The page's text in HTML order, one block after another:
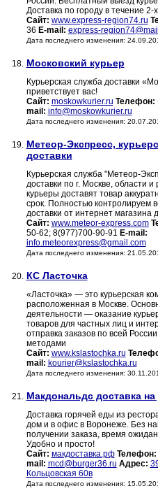
Доставка по городу в течение 2-
Сайт: www.express-region74.ru
36 E-mail: express-
Дата последнего изменения:
18. Московский курьер
Курьерская служба доставки
приветствует вас!
Сайт: moskowkurier.ru Телефон:
mail: info@moskowkurier.ru
Дата последнего изменения:
19. Метеор-Экспресс,
доставки
Курьерская служба "Метеор-
доставки по г. Москве, области
курьеры доставят товар
срок. Полностью контролируем
доставки от интернет магазина
Сайт: www.meteor-express.com
50-62; 8(977)700-90-91 E-mail:
info.meteorexpress@gmail.com
Дата последнего изменения:
20. КС Ласточка
«Ласточка» — это курьерская
расположенная в Москве.
деятельности — оказание
товаров для частных лиц и
отправка заказов по всей
методами
Сайт: www.kslastochka.ru
mail: kourier@kslastochka.ru
Дата последнего изменения:
21. Макдональдс доставка
Доставка горячей еды из
дом и в офис в Воронеже. Без
получении заказа, время
Удобно и просто!
Сайт: макдоставка.рф Телефон:
mail: mcd@burger36.ru Адрес:
Кольцовская 60в
Дата последнего изменения: